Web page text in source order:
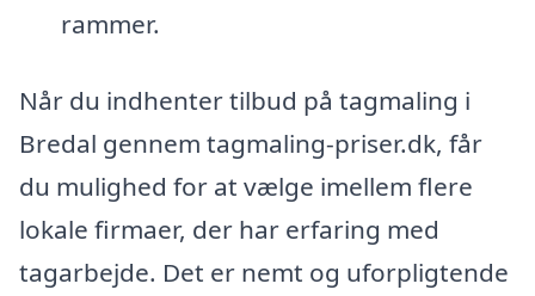
rammer.
Når du indhenter tilbud på tagmaling i
Bredal gennem tagmaling-priser.dk, får
du mulighed for at vælge imellem flere
lokale firmaer, der har erfaring med
tagarbejde. Det er nemt og uforpligtende